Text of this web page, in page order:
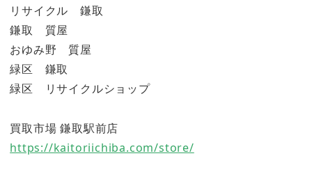
リサイクル 鎌取
鎌取 質屋
おゆみ野 質屋
緑区 鎌取
緑区 リサイクルショップ
買取市場 鎌取駅前店
https://kaitoriichiba.com/store/